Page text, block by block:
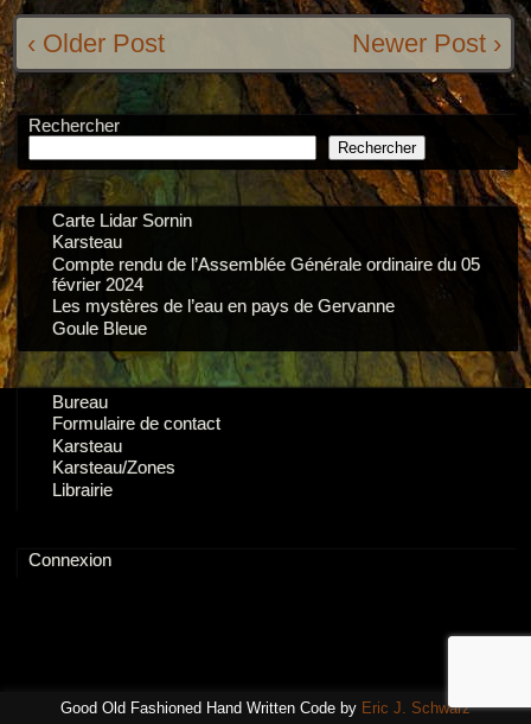
‹ Older Post Newer Post ›
Rechercher
Rechercher
Carte Lidar Sornin
Karsteau
Compte rendu de l’Assemblée Générale ordinaire du 05
février 2024
Les mystères de l’eau en pays de Gervanne
Goule Bleue
Bureau
Formulaire de contact
Karsteau
Karsteau/Zones
Librairie
Connexion
Good Old Fashioned Hand Written Code by Eric J. Schwarz